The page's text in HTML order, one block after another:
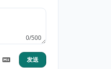
0/500
发送